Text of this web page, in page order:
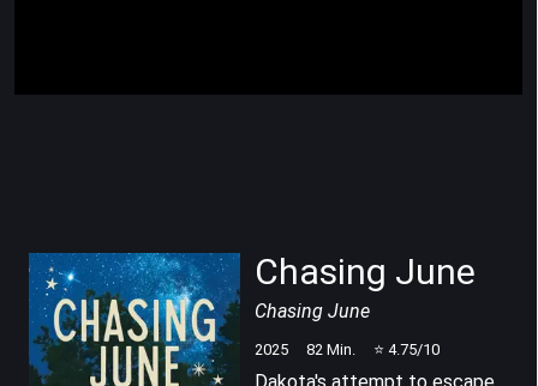
Chasing June
Chasing June
2025 82 Min. ⭐ 4.75/10